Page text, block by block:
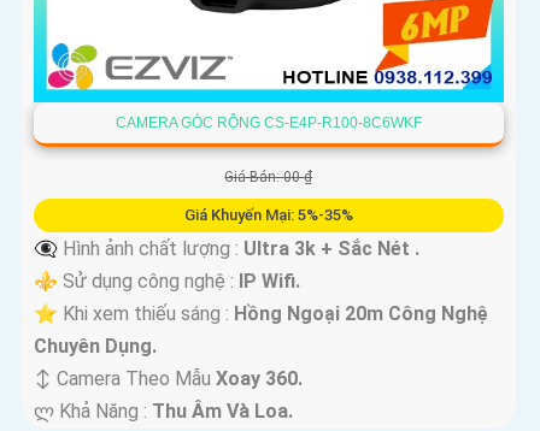
CAMERA GÓC RỘNG CS-E4P-R100-8C6WKF
Giá Bán: 00 ₫
Giá Khuyến Mại: 5%-35%
👁️‍🗨 Hình ảnh chất lượng : Ultra 3k + Sắc Nét .
⚜️ Sử dụng công nghệ : IP Wifi.
⭐ Khi xem thiếu sáng : Hồng Ngoại 20m Công Nghệ
Chuyên Dụng.
↕️ Camera Theo Mẫu Xoay 360.
️ლ Khả Năng : Thu Âm Và Loa.